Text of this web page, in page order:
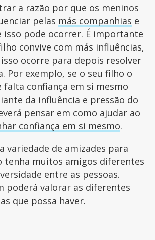
a razão por que os meninos
pelas más companhias e
isso pode ocorrer. É importante
convive com más influências,
ocorre para depois resolver
Por exemplo, se o seu filho o
confiança em si mesmo
da influência e pressão do
pensar em como ajudar ao
confiança em si mesmo.
variedade de amizades para
tenha muitos amigos diferentes
entre as pessoas.
poderá valorar as diferentes
que possa haver.